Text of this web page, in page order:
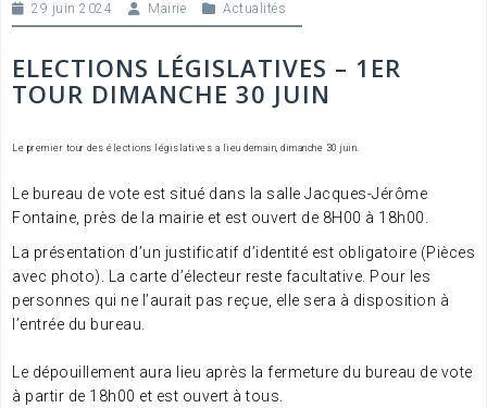
29 juin 2024 Mairie Actualités
ELECTIONS LÉGISLATIVES – 1ER
TOUR DIMANCHE 30 JUIN
Le premier tour des élections législatives a lieu demain, dimanche 30 juin.
Le bureau de vote est situé dans la salle Jacques-Jérôme
Fontaine, près de la mairie et est ouvert de 8H00 à 18h00.
La présentation d’un justificatif d’identité est obligatoire (Pièces
avec photo). La carte d’électeur reste facultative. Pour les
personnes qui ne l’aurait pas reçue, elle sera à disposition à
l’entrée du bureau.
Le dépouillement aura lieu après la fermeture du bureau de vote
à partir de 18h00 et est ouvert à tous.